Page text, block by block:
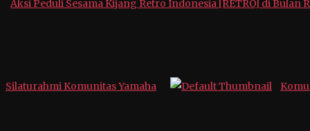
Aksi Peduli Sesama Kijang Retro Indonesia [RETRO] di Bulan
Silaturahmi Komunitas Yamaha